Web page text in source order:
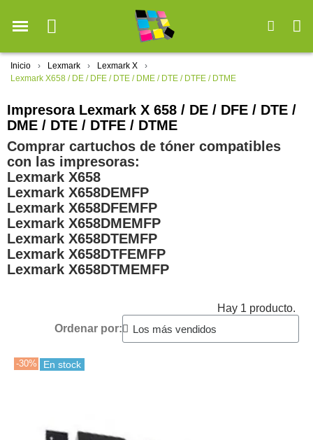
Inicio Lexmark
Lexmark X
Lexmark X658 / DE / DFE / DTE / DME / DTE / DTFE / DTME
Impresora Lexmark X 658 / DE / DFE / DTE /
DME / DTE / DTFE / DTME
Comprar cartuchos de tóner compatibles
con las impresoras:
Lexmark X658
Lexmark X658DEMFP
Lexmark X658DFEMFP
Lexmark X658DMEMFP
Lexmark X658DTEMFP
Lexmark X658DTFEMFP
Lexmark X658DTMEMFP
Hay 1 producto.
Ordenar por:
-30% En stock